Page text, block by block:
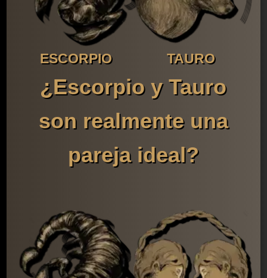
ESCORPIO TAURO
¿Escorpio y Tauro
son realmente una
pareja ideal?